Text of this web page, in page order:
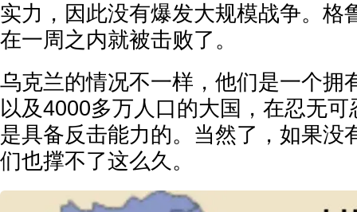
实力，因此没有爆发大规模战争。格
在一周之内就被击败了。
乌克兰的情况不一样，他们是一个拥
以及4000多万人口的大国，在忍无
是具备反击能力的。当然了，如果没
们也撑不了这么久。